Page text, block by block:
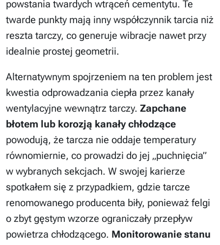
powstania twardych wtrąceń cementytu. Te
twarde punkty mają inny współczynnik tarcia niż
reszta tarczy, co generuje wibracje nawet przy
idealnie prostej geometrii.
Alternatywnym spojrzeniem na ten problem jest
kwestia odprowadzania ciepła przez kanały
wentylacyjne wewnątrz tarczy. Zapchane
błotem lub korozją kanały chłodzące
powodują, że tarcza nie oddaje temperatury
równomiernie, co prowadzi do jej „puchnięcia”
w wybranych sekcjach. W swojej karierze
spotkałem się z przypadkiem, gdzie tarcze
renomowanego producenta biły, ponieważ felgi
o zbyt gęstym wzorze ograniczały przepływ
powietrza chłodzącego. Monitorowanie stanu